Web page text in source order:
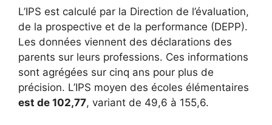
L’IPS est calculé par la Direction de l’évaluation,
de la prospective et de la performance (DEPP).
Les données viennent des déclarations des
parents sur leurs professions. Ces informations
sont agrégées sur cinq ans pour plus de
précision. L’IPS moyen des écoles élémentaires
est de 102,77, variant de 49,6 à 155,6.